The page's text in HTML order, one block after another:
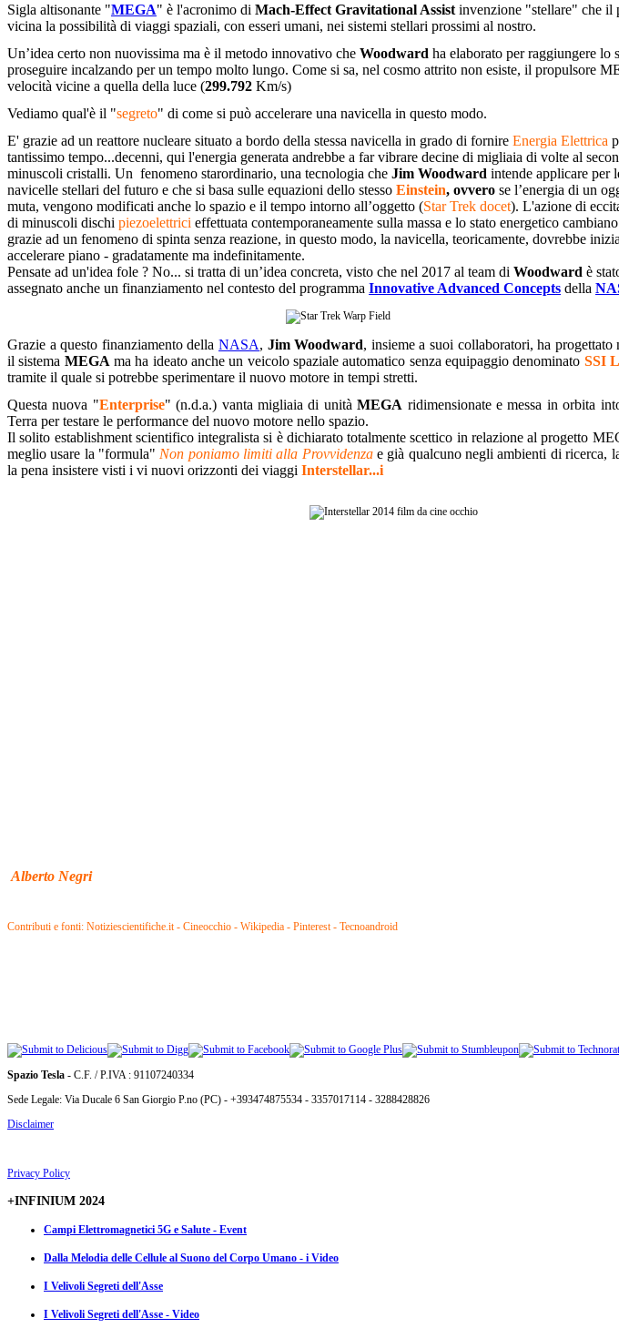
Sigla altisonante "MEGA" è l'acronimo di Mach-Effect Gravitational Assist invenzione "stellare" che il
vicina la possibilità di viaggi spaziali, con esseri umani, nei sistemi stellari prossimi al nostro.
Un’idea certo non nuovissima ma è il metodo innovativo che Woodward ha elaborato per raggiungere
proseguire incalzando per un tempo molto lungo. Come si sa, nel cosmo attrito non esiste, il propulsore
velocità vicine a quella della luce (299.792 Km/s)
Vediamo qual'è il "segreto" di come si può accelerare una navicella in questo modo.
E' grazie ad un reattore nucleare situato a bordo della stessa navicella in grado di fornire Energia Elettrica
tantissimo tempo...decenni, qui l'energia generata andrebbe a far vibrare decine di migliaia di volte al
minuscoli cristalli. Un fenomeno starordinario, una tecnologia che Jim Woodward intende applicare per
navicelle stellari del futuro e che si basa sulle equazioni dello stesso Einstein, ovvero se l’energia di un
muta, vengono modificati anche lo spazio e il tempo intorno all’oggetto (Star Trek docet). L'azione di
di minuscoli dischi piezoelettrici effettuata contemporaneamente sulla massa e lo stato energetico
grazie ad un fenomeno di spinta senza reazione, in questo modo, la navicella, teoricamente, dovrebbe
accelerare piano - gradatamente ma indefinitamente.
Pensate ad un'idea fole ? No... si tratta di un’idea concreta, visto che nel 2017 al team di Woodward è
assegnato anche un finanziamento nel contesto del programma Innovative Advanced Concepts della
Grazie a questo finanziamento della NASA, Jim Woodward, insieme a suoi collaboratori, ha progettato
il sistema MEGA ma ha ideato anche un veicolo spaziale automatico senza equipaggio denominato SSI
tramite il quale si potrebbe sperimentare il nuovo motore in tempi stretti.
Questa nuova "Enterprise" (n.d.a.) vanta migliaia di unitàMEGA ridimensionate e messa in orbita
Terra per testare le performance del nuovo motore nello spazio.
Il solito establishment scientifico integralista si è dichiarato totalmente scettico in relazione al progetto
meglio usare la "formula" Non poniamo limiti alla Provvidenza e già qualcuno negli ambienti di ricerca,
la pena insistere visti i vi nuovi orizzonti dei viaggi Interstellar...i
Alberto Negri
Contributi e fonti: Notiziescientifiche.it - Cineocchio - Wikipedia - Pinterest - Tecnoandroid
Spazio Tesla - C.F. / P.IVA : 91107240334
Sede Legale: Via Ducale 6 San Giorgio P.no (PC) - +393474875534 - 3357017114 - 3288428826
Disclaimer
Privacy Policy
+INFINIUM 2024
Campi Elettromagnetici 5G e Salute - Event
Dalla Melodia delle Cellule al Suono del Corpo Umano - i Video
I Velivoli Segreti dell'Asse
I Velivoli Segreti dell'Asse - Video